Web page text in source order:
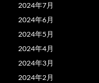
2024年7月
2024年6月
2024年5月
2024年4月
2024年3月
2024年2月